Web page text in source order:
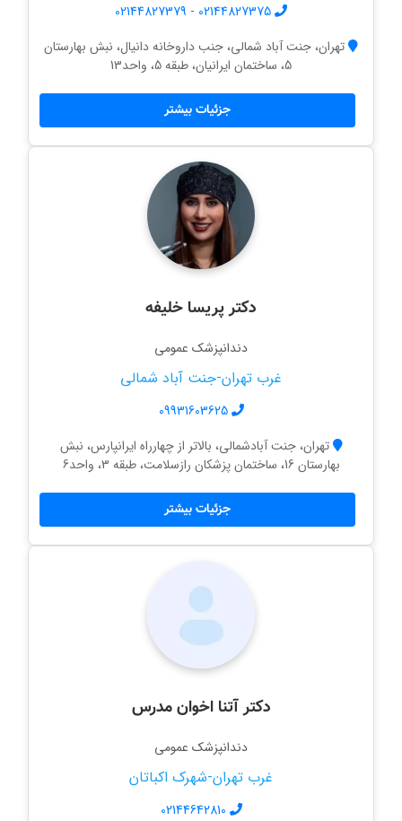
02144827375
-
02144827379
تهران، جنت آباد شمالی، جنب داروخانه دانیال، نبش بهارستان
5، ساختمان ایرانیان، طبقه 5، واحد13
جزئیات بیشتر
دکتر پریسا خلیفه
دندانپزشک عمومی
غرب تهران-جنت آباد شمالی
09931603625
تهران، جنت آبادشمالی، بالاتر از چهارراه ایرانپارس، نبش
بهارستان 16، ساختمان پزشکان رازسلامت، طبقه 3، واحد6
جزئیات بیشتر
دکتر آتنا اخوان مدرس
دندانپزشک عمومی
غرب تهران-شهرک اکباتان
02144642810